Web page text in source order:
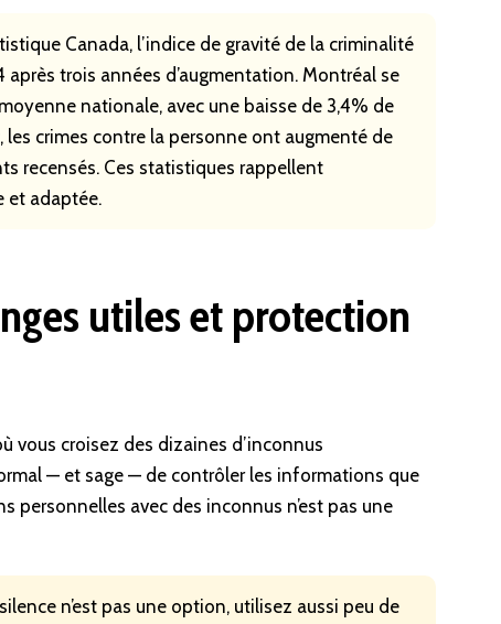
Canada, l’indice de gravité de la criminalité
trois années d’augmentation. Montréal se
nationale, avec une baisse de 3,4% de
crimes contre la personne ont augmenté de
recensés. Ces statistiques rappellent
et adaptée.
utiles et protection
vous croisez des dizaines d’inconnus
— et sage — de contrôler les informations que
personnelles avec des inconnus n’est pas une
n’est pas une option, utilisez aussi peu de